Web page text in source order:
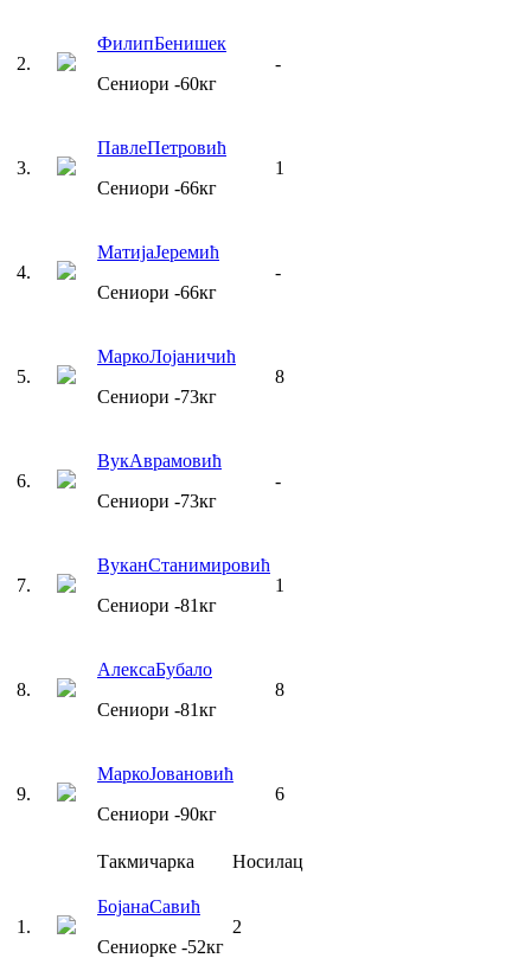
2.
ФилипБенишек
Сениори -60кг
-
3.
ПавлеПетровић
Сениори -66кг
1
4.
МатијаЈеремић
Сениори -66кг
-
5.
МаркоЛојаничић
Сениори -73кг
8
6.
ВукАврамовић
Сениори -73кг
-
7.
ВуканСтанимировић
Сениори -81кг
1
8.
АлексаБубало
Сениори -81кг
8
9.
МаркоЈовановић
Сениори -90кг
6
Такмичарка Носилац
1 .
БојанаСавић
Сениорке -52кг
2